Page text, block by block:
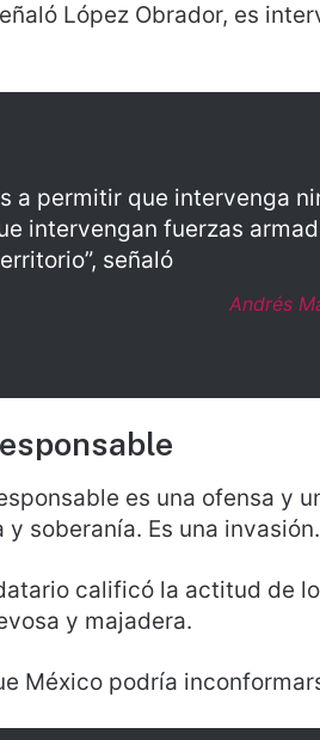
López Obrador, es
a permitir que intervenga
intervengan fuerzas
señaló
Andrés
es una ofensa y
soberanía. Es una invasión.
calificó la actitud de
y majadera.
México podría